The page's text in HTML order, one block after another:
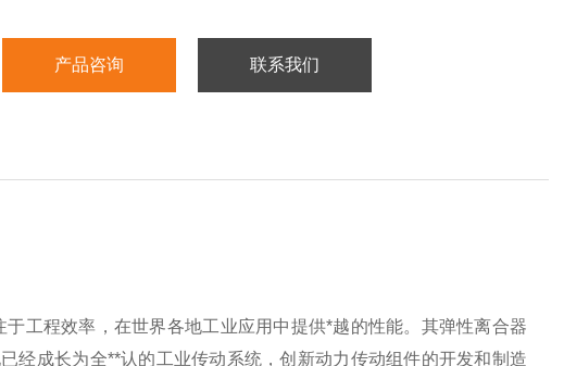
产品咨询 联系我们
工程效率，在世界各地工业应用中提供*越的性能。其弹性离合器
经成长为全**认的工业传动系统，创新动力传动组件的开发和制造